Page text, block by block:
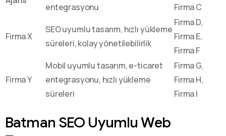
entegrasyonu Firma C
Firma X
SEO uyumlu tasarım, hızlı yükleme
süreleri, kolay yönetilebilirlik
Firma D,
Firma E,
Firma F
Firma Y
Mobil uyumlu tasarım, e-ticaret
entegrasyonu, hızlı yükleme
süreleri
Firma G,
Firma H,
Firma I
Batman SEO Uyumlu Web